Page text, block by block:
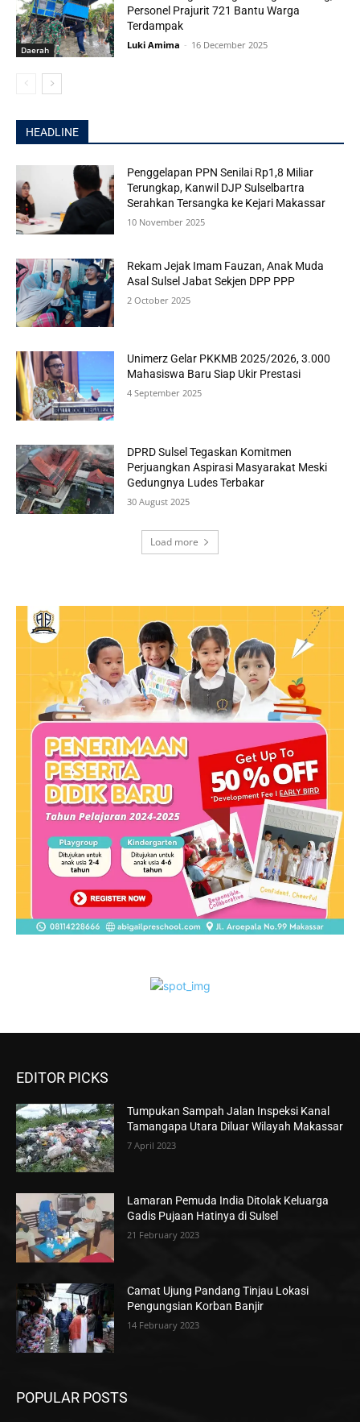
Daerah
Personel Prajurit 721 Bantu Warga
Terdampak
Luki Amima - 16 December 2025
HEADLINE
Penggelapan PPN Senilai Rp1,8 Miliar
Terungkap, Kanwil DJP Sulselbartra
Serahkan Tersangka ke Kejari Makassar
10 November 2025
Rekam Jejak Imam Fauzan, Anak Muda
Asal Sulsel Jabat Sekjen DPP PPP
2 October 2025
Unimerz Gelar PKKMB 2025/2026, 3.000
Mahasiswa Baru Siap Ukir Prestasi
4 September 2025
DPRD Sulsel Tegaskan Komitmen
Perjuangkan Aspirasi Masyarakat Meski
Gedungnya Ludes Terbakar
30 August 2025
Load more
EDITOR PICKS
Tumpukan Sampah Jalan Inspeksi Kanal
Tamangapa Utara Diluar Wilayah Makassar
7 April 2023
Lamaran Pemuda India Ditolak Keluarga
Gadis Pujaan Hatinya di Sulsel
21 February 2023
Camat Ujung Pandang Tinjau Lokasi
Pengungsian Korban Banjir
14 February 2023
POPULAR POSTS